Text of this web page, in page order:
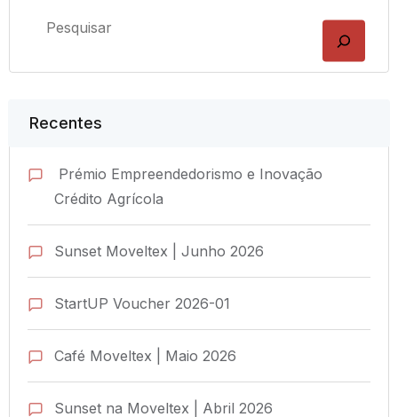
Recentes
Prémio Empreendedorismo e Inovação
Crédito Agrícola
Sunset Moveltex | Junho 2026
StartUP Voucher 2026-01
Café Moveltex | Maio 2026
Sunset na Moveltex | Abril 2026